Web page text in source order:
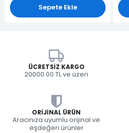
Sepete Ekle
ÜCRETSIZ KARGO
20000.00 TL ve üzeri
ORIJINAL ÜRÜN
Aracınıza uyumlu orijinal ve
eşdeğeri ürünler